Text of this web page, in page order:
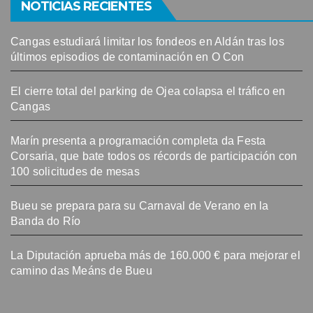
NOTICIAS RECIENTES
Cangas estudiará limitar los fondeos en Aldán tras los
últimos episodios de contaminación en O Con
El cierre total del parking de Ojea colapsa el tráfico en
Cangas
Marín presenta a programación completa da Festa
Corsaria, que bate todos os récords de participación con
100 solicitudes de mesas
Bueu se prepara para su Carnaval de Verano en la
Banda do Río
La Diputación aprueba más de 160.000 € para mejorar el
camino das Meáns de Bueu